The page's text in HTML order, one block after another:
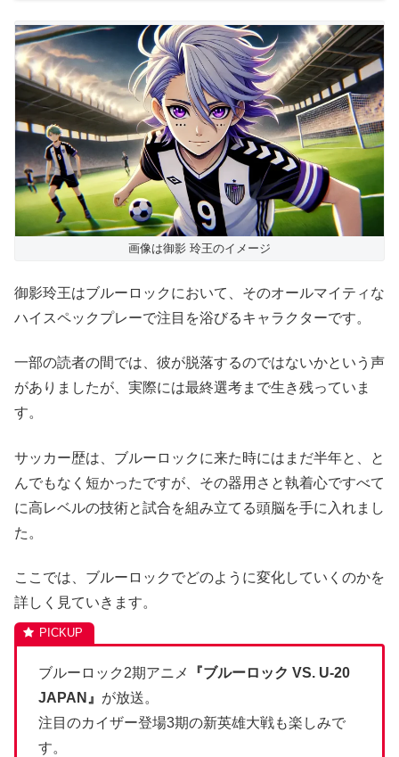
画像は御影 玲王のイメージ
御影玲王はブルーロックにおいて、そのオールマイティな
ハイスペックプレーで注目を浴びるキャラクターです。
一部の読者の間では、彼が脱落するのではないかという声
がありましたが、実際には最終選考まで生き残っていま
す。
サッカー歴は、ブルーロックに来た時にはまだ半年と、と
んでもなく短かったですが、その器用さと執着心ですべて
に高レベルの技術と試合を組み立てる頭脳を手に入れまし
た。
ここでは、ブルーロックでどのように変化していくのかを
詳しく見ていきます。
ブルーロック2期アニメ
『ブルーロック VS. U-20
JAPAN』 が放送。
注目のカイザー登場3期の新英雄大戦も楽しみで
す。